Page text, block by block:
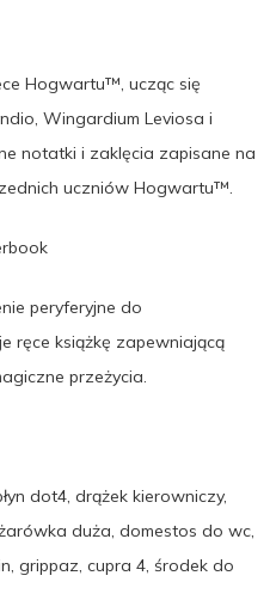
Hogwartu™, ucząc się
Wingardium Leviosa i
notatki i zaklęcia zapisane na
uczniów Hogwartu™.
peryferyjne do
ręce książkę zapewniającą
przeżycia.
dot4, drążek kierowniczy,
duża, domestos do wc,
grippaz, cupra 4, środek do